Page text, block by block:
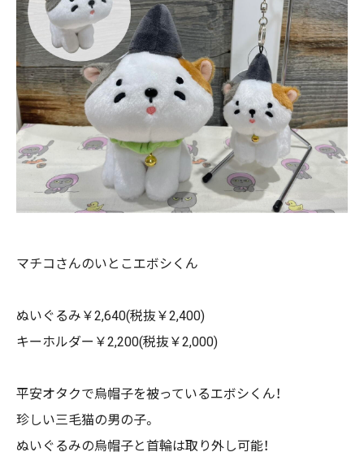
マチコさんのいとこエボシくん
ぬいぐるみ￥2,640(税抜￥2,400)
キーホルダー￥2,200(税抜￥2,000)
平安オタクで烏帽子を被っているエボシくん！
珍しい三毛猫の男の子。
ぬいぐるみの烏帽子と首輪は取り外し可能！